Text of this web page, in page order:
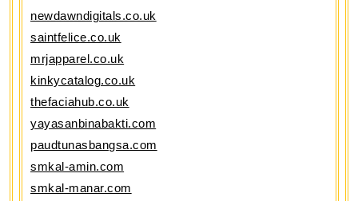
newdawndigitals.co.uk
saintfelice.co.uk
mrjapparel.co.uk
kinkycatalog.co.uk
thefaciahub.co.uk
yayasanbinabakti.com
paudtunasbangsa.com
smkal-amin.com
smkal-manar.com